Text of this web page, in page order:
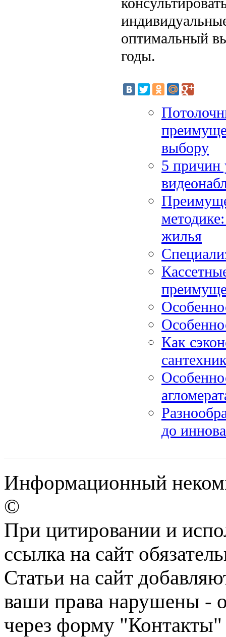
оптимальный
годы.
выбору
5 причин
жилья
Как
до
Информационный
©
При цитировании и
ссылка на сайт
Статьи на сайт
ваши права нарушены -
через форму "Контакты"